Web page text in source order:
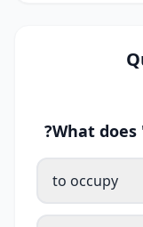
What does
to occupy